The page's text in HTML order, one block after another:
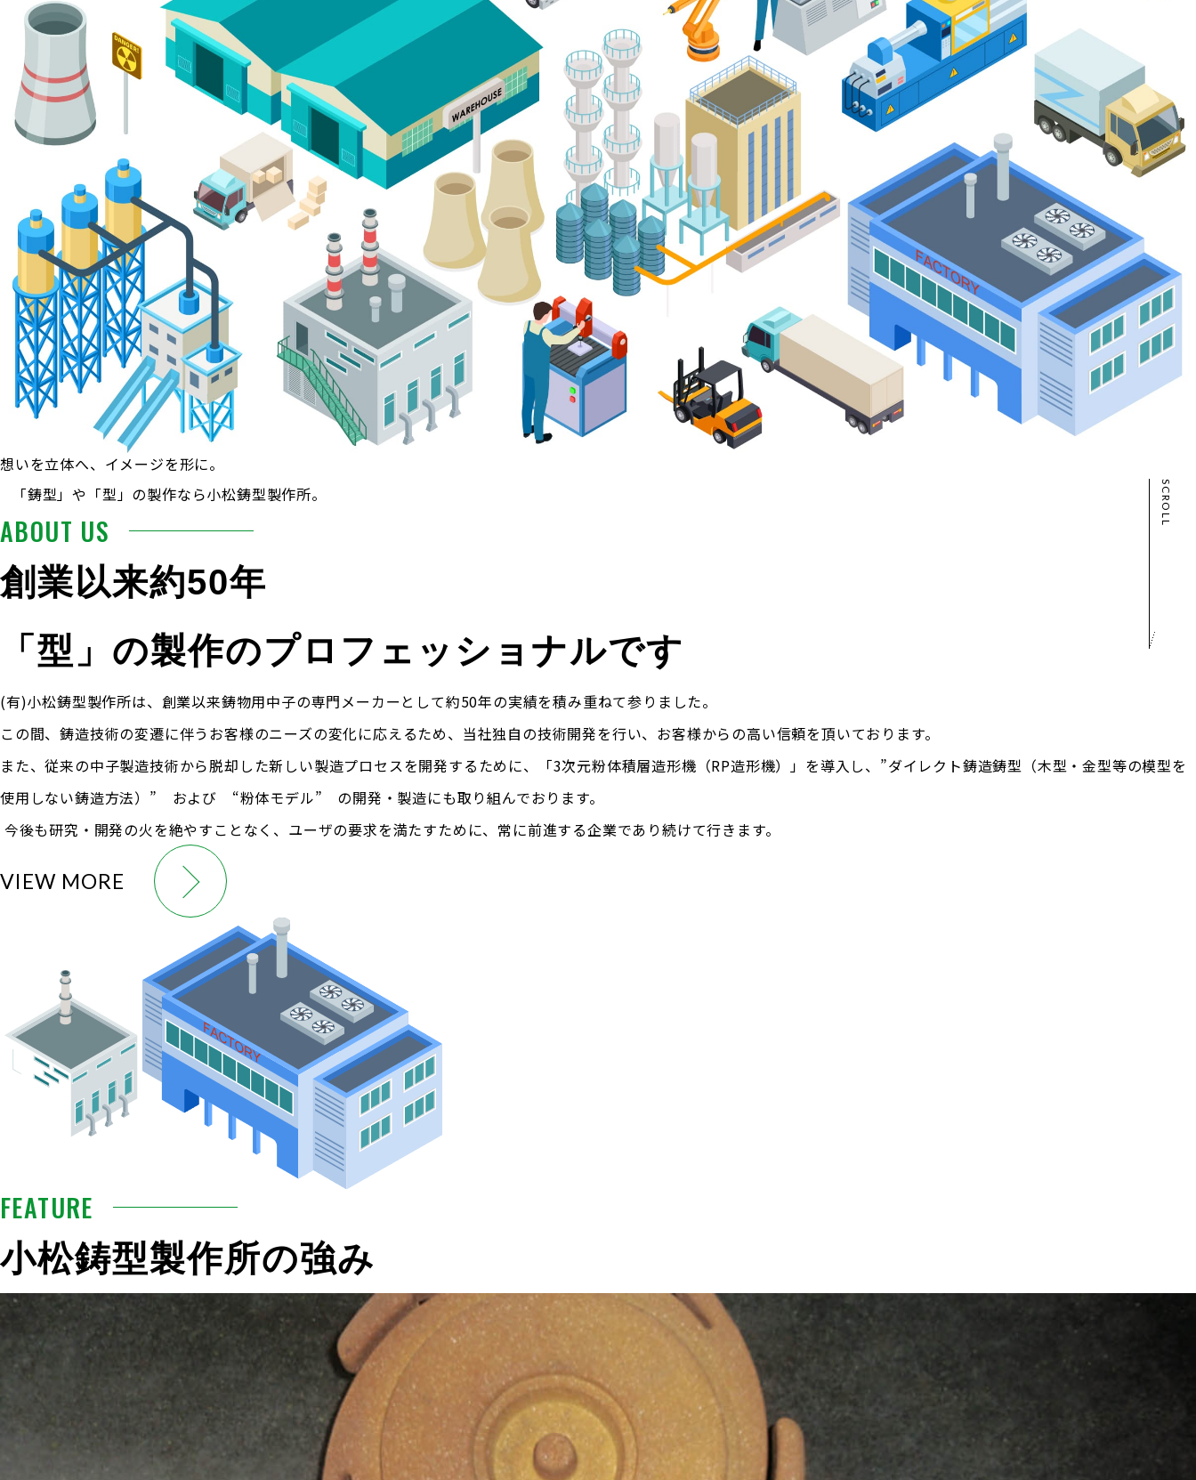
想いを立体へ、イメージを形に。
「鋳型」や「型」の製作なら小松鋳型製作所。
SCROLL
ABOUT US
創業以来約50年
「型」の製作のプロフェッショナルです
(有)小松鋳型製作所は、創業以来鋳物用中子の専門メーカーとして約50年の実績を積み重ねて参りました。
この間、鋳造技術の変遷に伴うお客様のニーズの変化に応えるため、当社独自の技術開発を行い、お客様からの高い信頼を頂いております。
また、従来の中子製造技術から脱却した新しい製造プロセスを開発するために、「3次元粉体積層造形機（RP造形機）」を導入し、”ダイレクト鋳造鋳型（木型・金型等の模型を
使用しない鋳造方法）” および “粉体モデル” の開発・製造にも取り組んでおります。
今後も研究・開発の火を絶やすことなく、ユーザの要求を満たすために、常に前進する企業であり続けて行きます。
VIEW MORE
FEATURE
小松鋳型製作所の強み